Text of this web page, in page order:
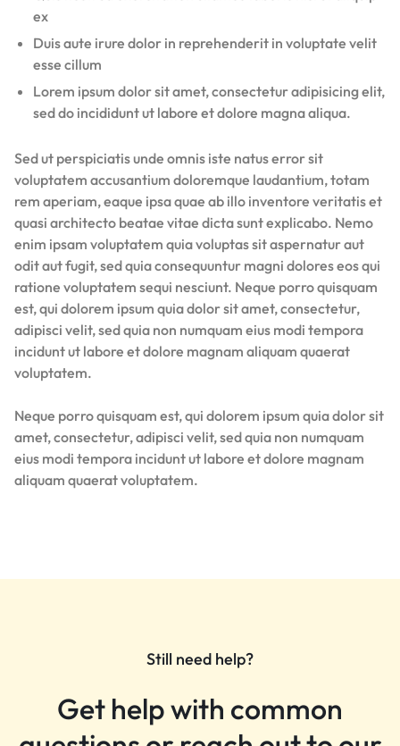
ex
Duis aute irure dolor in reprehenderit in voluptate velit
esse cillum
Lorem ipsum dolor sit amet, consectetur adipisicing elit,
sed do incididunt ut labore et dolore magna aliqua.
Sed ut perspiciatis unde omnis iste natus error sit
voluptatem accusantium doloremque laudantium, totam
rem aperiam, eaque ipsa quae ab illo inventore veritatis et
quasi architecto beatae vitae dicta sunt explicabo. Nemo
enim ipsam voluptatem quia voluptas sit aspernatur aut
odit aut fugit, sed quia consequuntur magni dolores eos qui
ratione voluptatem sequi nesciunt. Neque porro quisquam
est, qui dolorem ipsum quia dolor sit amet, consectetur,
adipisci velit, sed quia non numquam eius modi tempora
incidunt ut labore et dolore magnam aliquam quaerat
voluptatem.
Neque porro quisquam est, qui dolorem ipsum quia dolor sit
amet, consectetur, adipisci velit, sed quia non numquam
eius modi tempora incidunt ut labore et dolore magnam
aliquam quaerat voluptatem.
Still need help?
Get help with common